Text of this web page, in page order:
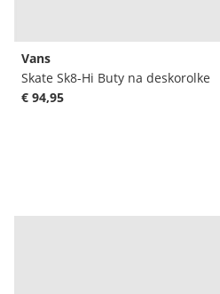
Vans
Skate Sk8-Hi Buty na deskorolke
€ 94,95